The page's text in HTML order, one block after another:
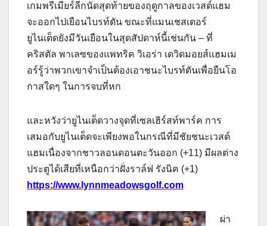
เกมพรีเมียร์ลีกนัดสุดท้ายของฤดูกาลของเวสต์แฮม
จะออกไปเยือนไบรท์ตัน ขณะที่แมนเชสเตอร์
ยูไนเต็ดยังมีวันเยือนในสุดสัปดาห์นี้เช่นกัน – ที่
คริสตัล พาเลซของแพทริค วิเอร่า เดวิดมอยส์แฮมเม
อร์รู้ว่าพวกเขาจําเป็นต้องเอาชนะไบรท์ตันเพื่อยืนโอ
กาสใดๆ ในการจบที่หก
และหวังว่ายูไนเต็ดวางจุดที่เซลเฮิร์สท์พาร์ค การ
เสมอกับยูไนเต็ดจะเพียงพอในกรณีที่มีชัยชนะเวสต์
แฮมเนื่องจากชาวลอนดอนตะวันออก (+11) มีผลต่าง
ประตูได้เสียที่เหนือกว่าฝั่งราล์ฟ รังนิค (+1)
https://www.lynnmeadowsgolf.com
ผ่า